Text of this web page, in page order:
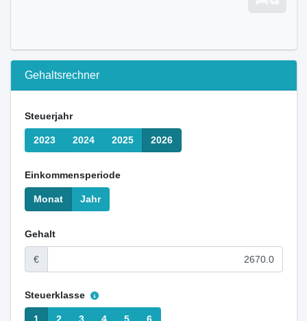
Gehaltsrechner
Steuerjahr
2023 2024 2025 2026
Einkommensperiode
Monat Jahr
Gehalt
€
Steuerklasse